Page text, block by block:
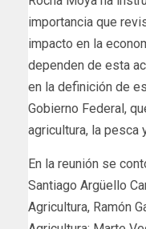
importancia que
impacto en la
dependen de esta
en la definición de
Gobierno Federal,
agricultura, la pesca
En la reunión se
Santiago Argüello
Agricultura, Ramón